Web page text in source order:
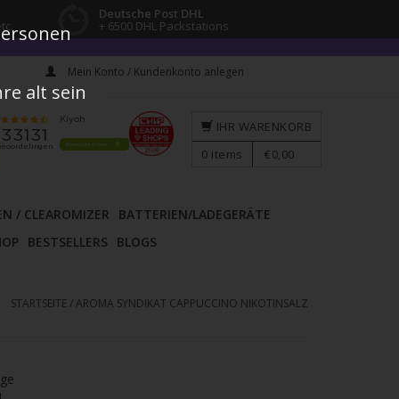
Deutsche Post DHL
+ 6500 DHL Packstations
Mein Konto / Kundenkonto anlegen
/ CLEAROMIZER
BATTERIEN/LADEGERÄTE
BESTSELLERS BLOGS
IHR WARENKORB
0 items €0,00
STARTSEITE /AROMA SYNDIKAT CAPPUCCINO NIKOTINSALZ
alt sein